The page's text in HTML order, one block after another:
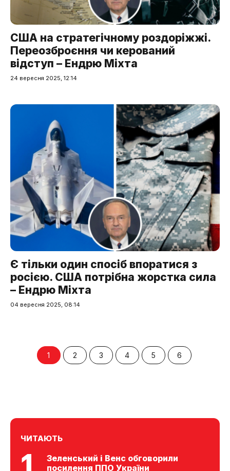
США на стратегічному роздоріжжі.
Переозброєння чи керований
відступ – Ендрю Міхта
24 вересня 2025, 12:14
Є тільки один спосіб впоратися з
росією. США потрібна жорстка сила
– Ендрю Міхта
04 вересня 2025, 08:14
1 2 3 4 5 6
ЧИТАЮТЬ
Зеленський і Венс обговорили
посилення ППО України